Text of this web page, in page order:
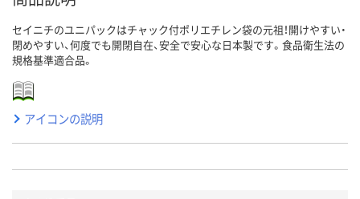
セイニチのユニパックはチャック付ポリエチレン袋の元祖！開けやすい・
閉めやすい、何度でも開閉自在、安全で安心な日本製です。食品衛生法の
規格基準適合品。
アイコンの説明